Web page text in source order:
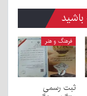
فرهنگ و هنر
ثبت رسمی